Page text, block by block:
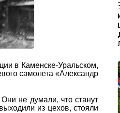
в Каменске-Уральском,
самолета «Александр
не думали, что станут
из цехов, стояли